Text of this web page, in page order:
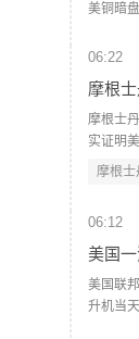
美铜暗
06:22
摩根
摩根士
实证明
走弱。
元将逐
Nickolin
摩根士
06:12
美国
美国联
升机当